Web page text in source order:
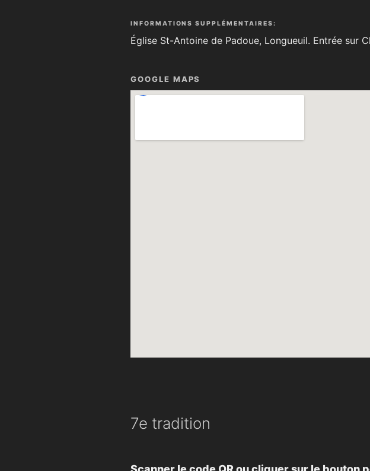
INFORMATIONS SUPPLÉMENTAIRES:
Église St-Antoine de Padoue, Longueuil. Entrée sur
GOOGLE MAPS
7e tradition